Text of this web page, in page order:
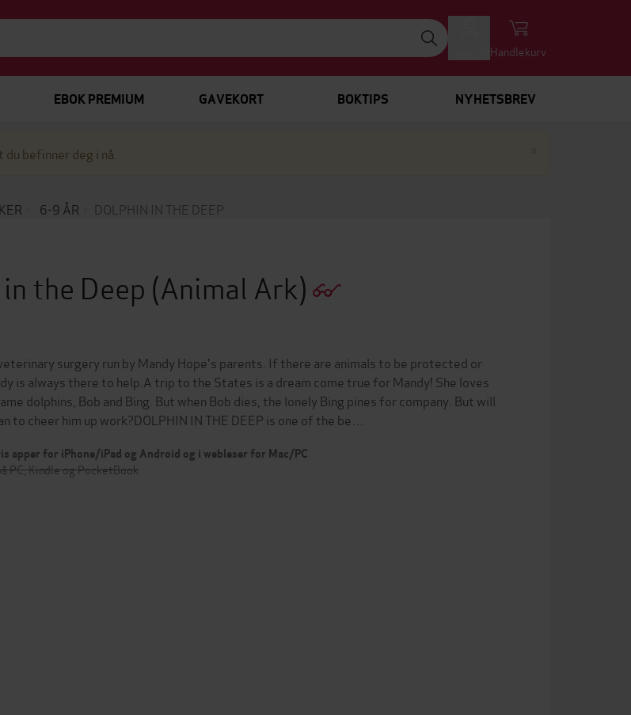
Handlekurv
EBOK PREMIUM GAVEKORT BOKTIPS NYHETSBREV
befinner deg i nå.
6-9 ÅR DOLPHIN IN THE DEEP
the Deep (Animal Ark)
surgery run by Mandy Hope's parents. If there are animals to be protected or
is always there to help.A trip to the States is a dream come true for Mandy! She loves
dolphins, Bob and Bing. But when Bob dies, the lonely Bing pines for company. But will
to cheer him up work?DOLPHIN IN THE DEEP is one of the be…
apper for iPhone/iPad og Android og i webleser for Mac/PC
PC, Kindle og PocketBook